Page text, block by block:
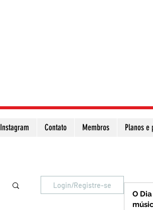
Instagram Contato Membros Planos e
Login/Registre-se
O